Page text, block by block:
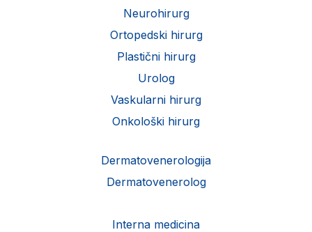
Neurohirurg
Ortopedski hirurg
Plastični hirurg
Urolog
Vaskularni hirurg
Onkološki hirurg
Dermatovenerologija
Dermatovenerolog
Interna medicina